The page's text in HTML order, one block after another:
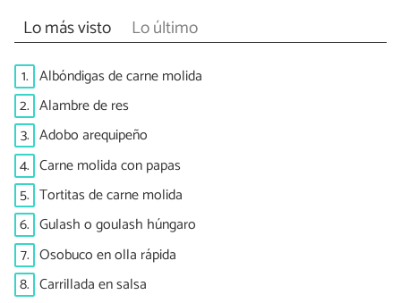
Lo más visto Lo último
1. Albóndigas de carne molida
2. Alambre de res
3. Adobo arequipeño
4. Carne molida con papas
5. Tortitas de carne molida
6. Gulash o goulash húngaro
7. Osobuco en olla rápida
8. Carrillada en salsa